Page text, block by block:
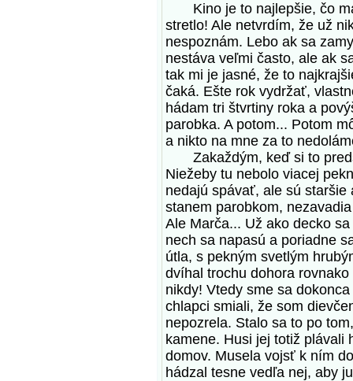
Kino je to najlepšie, čo
stretlo! Ale netvrdím, že už
nespoznám. Lebo ak sa
nestáva veľmi často, ale ak
tak mi je jasné, že to
čaká. Ešte rok vydržať,
hádam tri štvrtiny roka a
parobka. A potom... Potom
a nikto na mne za to
Zakaždým, keď si to
Niežeby tu nebolo viacej
nedajú spávať, ale sú
stanem parobkom,
Ale Marča... Už ako decko
nech sa napasú a poriadne
útla, s pekným svetlým
dvíhal trochu dohora
nikdy! Vtedy sme sa
chlapci smiali, že som
nepozrela. Stalo sa to po
kamene. Husi jej totiž plávali
domov. Musela vojsť k ním
hádzal tesne vedľa nej, aby